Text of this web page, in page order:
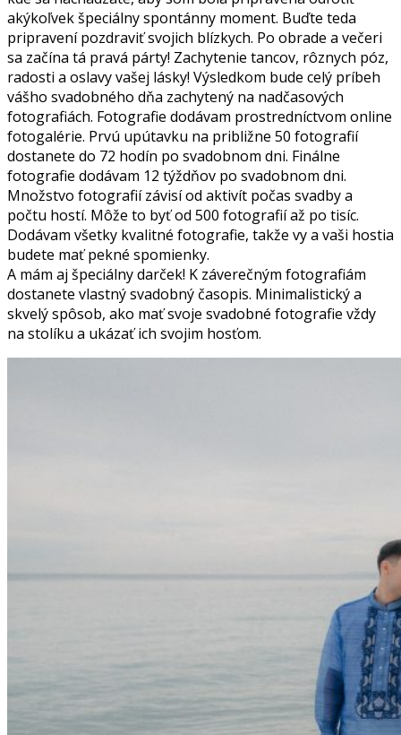
akýkoľvek špeciálny spontánny moment. Buďte teda
pripravení pozdraviť svojich blízkych. Po obrade a večeri
sa začína tá pravá párty! Zachytenie tancov, rôznych póz,
radosti a oslavy vašej lásky! Výsledkom bude celý príbeh
vášho svadobného dňa zachytený na nadčasových
fotografiách. Fotografie dodávam prostredníctvom online
fotogalérie. Prvú upútavku na približne 50 fotografií
dostanete do 72 hodín po svadobnom dni. Finálne
fotografie dodávam 12 týždňov po svadobnom dni.
Množstvo fotografií závisí od aktivít počas svadby a
počtu hostí. Môže to byť od 500 fotografií až po tisíc.
Dodávam všetky kvalitné fotografie, takže vy a vaši hostia
budete mať pekné spomienky.
A mám aj špeciálny darček! K záverečným fotografiám
dostanete vlastný svadobný časopis. Minimalistický a
skvelý spôsob, ako mať svoje svadobné fotografie vždy
na stolíku a ukázať ich svojim hosťom.